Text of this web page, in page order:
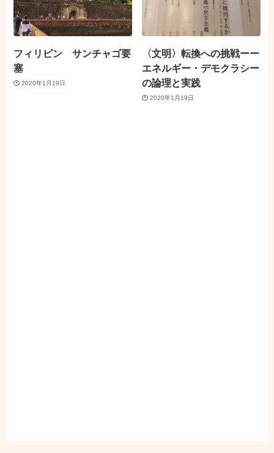
フィリピン サンチャゴ要
塞
2020年1月19日
〈文明〉転換への挑戦ーー
エネルギー・デモクラシー
の論理と実践
2020年1月19日